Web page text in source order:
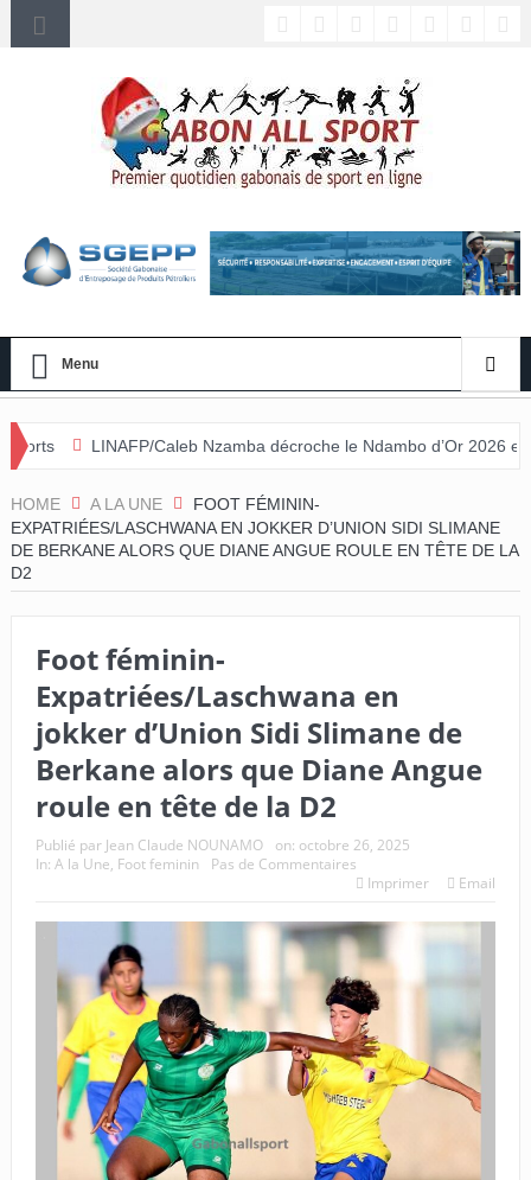
Menu
Caleb Nzamba décroche le Ndambo d’Or 2026 et Alain Djissikadié
HOME A LA UNE
FOOT FÉMININ-
EXPATRIÉES/LASCHWANA EN JOKKER D’UNION SIDI SLIMANE
DE BERKANE ALORS QUE DIANE ANGUE ROULE EN TÊTE DE LA
D2
Foot féminin-
Expatriées/Laschwana en
jokker d’Union Sidi Slimane de
Berkane alors que Diane Angue
roule en tête de la D2
Publié par Jean Claude NOUNAMO on: octobre 26, 2025
In: A la Une, Foot feminin
Pas de Commentaires
Imprimer
Email